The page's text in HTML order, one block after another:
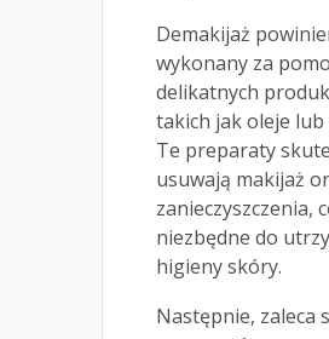
Demakijaż
wykonany za
delikatnych
takich jak oleje lub
Te preparaty
usuwają makijaż
zanieczyszczenia,
niezbędne do
higieny skóry.
Następnie, zaleca